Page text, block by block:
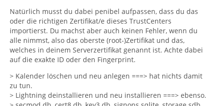
Natürlich musst du dabei penibel aufpassen, dass du das
oder die richtigen Zertifikat/e dieses TrustCenters
importierst. Du machst aber auch keinen Fehler, wenn du
alle nimmst, also das oberste (root-)Zertifikat und das,
welches in deinem Serverzertifikat genannt ist. Achte dabei
auf die exakte ID oder den Fingerprint.
> Kalender löschen und neu anlegen ===> hat nichts damit
zu tun.
> Lightning deinstallieren und neu installieren ===> ebenso.